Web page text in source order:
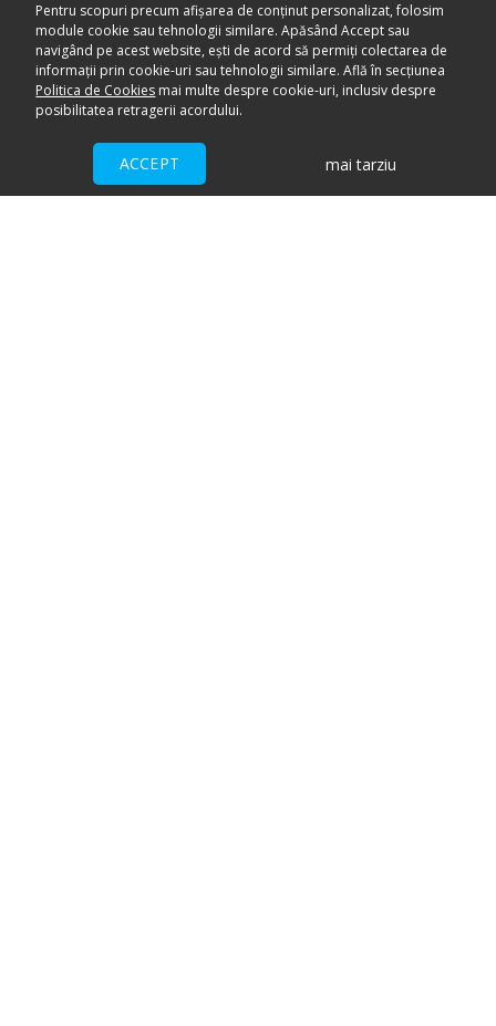
Pentru scopuri precum afișarea de conținut personalizat, folosim
module cookie sau tehnologii similare. Apăsând Accept sau
navigând pe acest website, ești de acord să permiți colectarea de
informații prin cookie-uri sau tehnologii similare. Află în secțiunea
Politica de Cookies mai multe despre cookie-uri, inclusiv despre
posibilitatea retragerii acordului.
ACCEPT mai tarziu